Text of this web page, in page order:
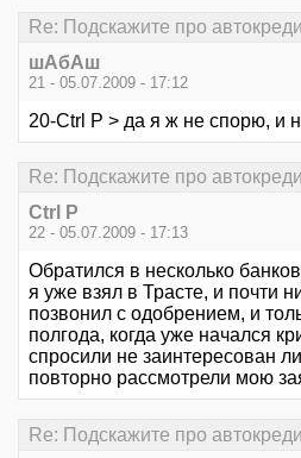
Re: Подскажите про
шАбАш
21 - 05.07.2009 - 17:12
20-Ctrl P > да я ж не спорю, и
Re: Подскажите про
Ctrl P
22 - 05.07.2009 - 17:13
Обратился в несколько
я уже взял в Трасте, и почти
позвонил с одобрением, и
полгода, когда уже начался
спросили не заинтересован
повторно рассмотрели мою
Re: Подскажите про